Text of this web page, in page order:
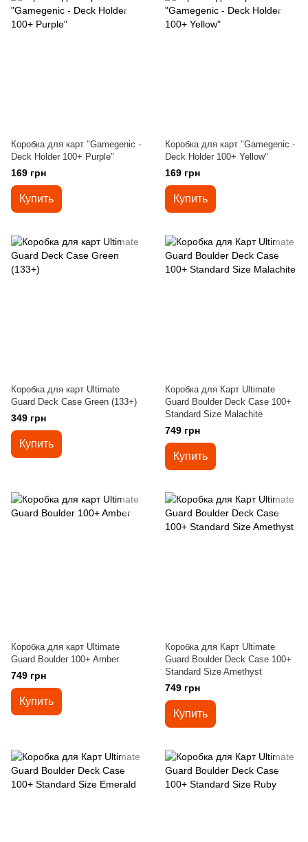
Коробка для карт "Gamegenic -
Deck Holder 100+ Purple"
169 грн
Купить
Коробка для карт "Gamegenic -
Deck Holder 100+ Yellow"
169 грн
Купить
Коробка для карт Ultimate
Guard Deck Case Green (133+)
349 грн
Купить
Коробка для Карт Ultimate
Guard Boulder Deck Case 100+
Standard Size Malachite
749 грн
Купить
Коробка для карт Ultimate
Guard Boulder 100+ Amber
749 грн
Купить
Коробка для Карт Ultimate
Guard Boulder Deck Case 100+
Standard Size Amethyst
749 грн
Купить